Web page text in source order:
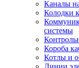
Каналы
Колодки
системы
Короба
Котлы и
Линии